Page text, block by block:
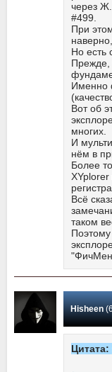
через
#499.
При
Но есть
Прежде,
Именно
Вот об
многих.
И
нём в
Более
Всё
таком
Hisheen(6